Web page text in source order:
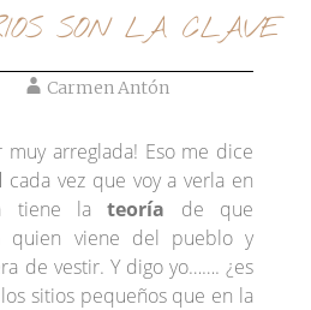
SON LA CLAVE
Carmen Antón
arreglada! Eso me dice
cada vez que voy a verla en
tiene lateoría de que
quien viene del pueblo y
de vestir. Y digo yo……. ¿es
sitios pequeños que en la